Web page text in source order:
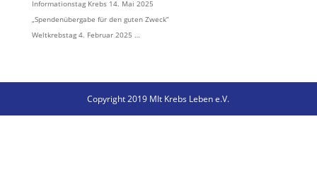
Informationstag Krebs 14. Mai 2025
„Spendenübergabe für den guten Zweck“
Weltkrebstag 4. Februar 2025 …
Copyright 2019 MIt Krebs Leben e.V.